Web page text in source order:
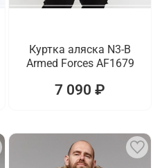
Куртка аляска N3-B
Armed Forces AF1679
7 090 ₽